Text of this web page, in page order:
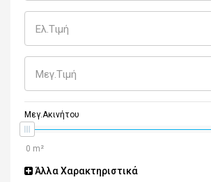
Ελ.Τιμή
Μεγ.Τιμή
Μεγ.Ακινήτου
Άλλα Χαρακτηριστικά